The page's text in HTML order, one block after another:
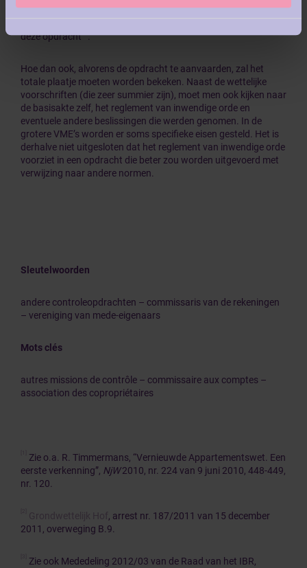
(Herzien) Opdrachten tot het verrichten van overeengekomen
deze opdracht .
Hoe dan ook, alvorens de opdracht te aanvaarden, zal het
totale plaatje moeten worden bekeken. Naast de wettelijke
voorschriften (die zeer summier zijn), moet men ook kijken naar
de basisakte zelf, het reglement van inwendige orde en
eventuele andere beslissingen die werden genomen. In de
grotere VME’s worden er soms specifieke eisen gesteld. Het is
derhalve niet uitgesloten dat het reglement van inwendige orde
voorziet in een opdracht die beter zou worden uitgevoerd met
verwijzing naar andere normen.
Sleutelwoorden
andere controleopdrachten – commissaris van de rekeningen
– vereniging van mede-eigenaars
Mots clés
autres missions de contrôle – commissaire aux comptes –
association des copropriétaires
Zie o.a. R. Timmermans, “Vernieuwde Appartementswet. Een
eerste verkenning”, NjW2010, nr. 224 van 9 juni 2010, 448-449,
nr. 120.
Grondwettelijk Hof, arrest nr. 187/2011 van 15 december
2011, overweging B.9.
Zie ook Mededeling 2012/03 van de Raad van het IBR,